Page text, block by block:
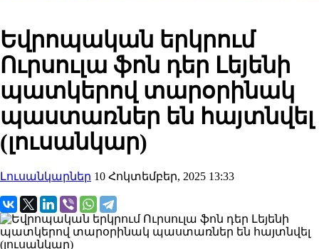
Եվրոպական երկրում
Ուրսուլա ֆոն դեր Լեյենի
պատկերով տարօրինակ
պաստառներ են հայտնվել
(լուսանկար)
Լուսանկարներ 10 Հոկտեմբեր, 2025 13:33